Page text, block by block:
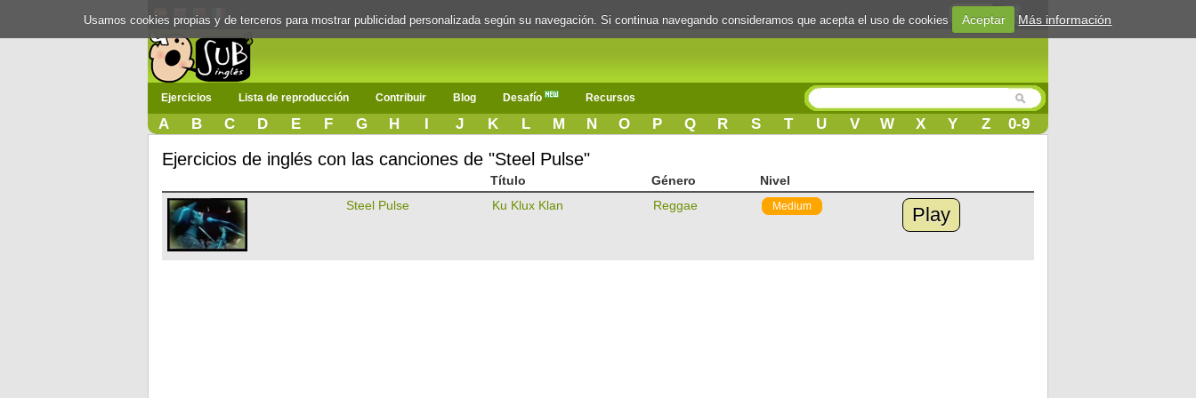
Login
Ejercicios Lista de reproducción Contribuir Blog Desafío Recursos
A B C D E F G H I J K L M N O P Q R S T U V W X Y Z 0-9
Ejercicios de inglés con las canciones de "Steel Pulse"
Título Género
Nivel
Steel Pulse
Ku Klux Klan Reggae Medium Play
Usamos cookies propias y de terceros para mostrar publicidad personalizada según su navegación. Si continua navegando consideramos que acepta el uso de cookies Aceptar Más información